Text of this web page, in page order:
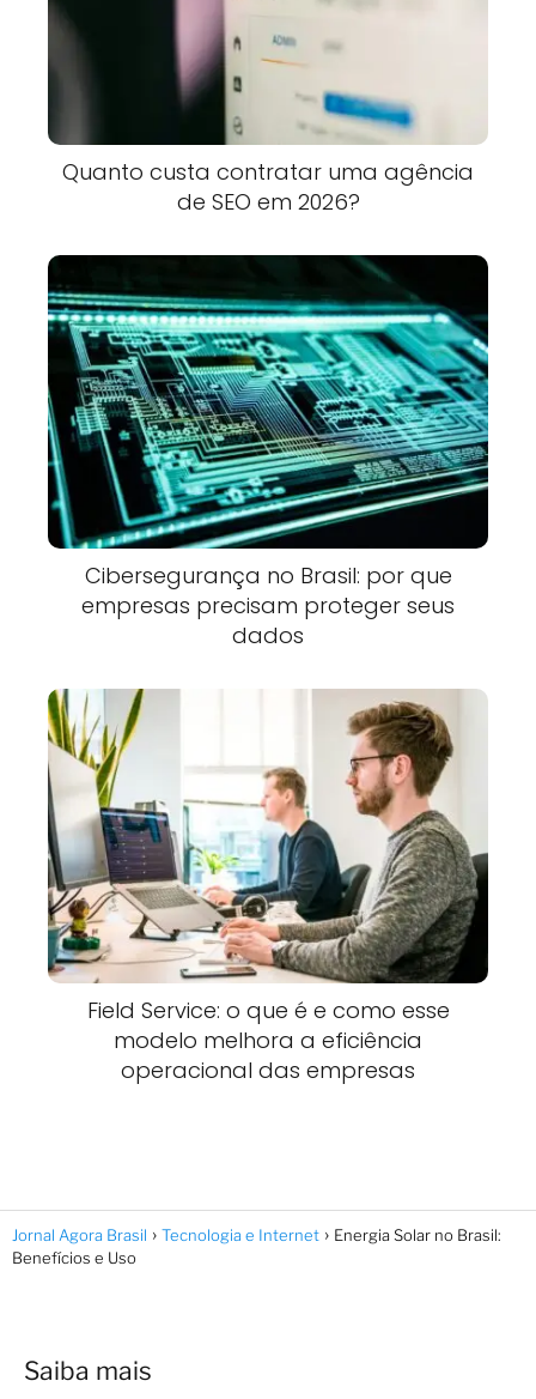
Quanto custa contratar uma agência
de SEO em 2026?
Cibersegurança no Brasil: por que
empresas precisam proteger seus
dados
Field Service: o que é e como esse
modelo melhora a eficiência
operacional das empresas
Jornal Agora Brasil Tecnologia e Internet
Energia Solar no Brasil:
Benefícios e Uso
Saiba mais